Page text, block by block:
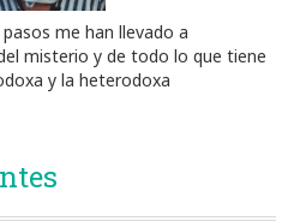
me han llevado a
misterio y de todo lo que tiene
y la heterodoxa